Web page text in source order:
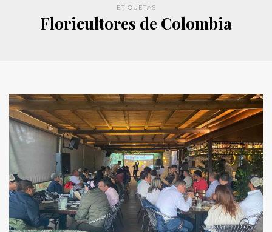
ETIQUETAS
Floricultores de Colombia